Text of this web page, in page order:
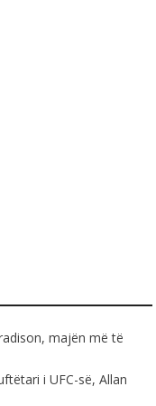
majën më të
i UFC-së, Allan